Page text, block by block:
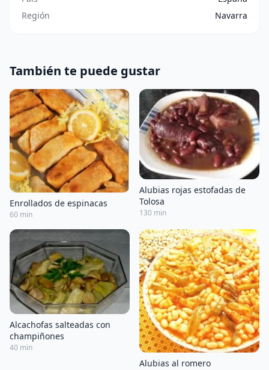
Región
Navarra
También te puede gustar
Enrollados de espinacas
60 min
Alubias rojas estofadas de
Tolosa
130 min
Alcachofas salteadas con
champiñones
40 min
Alubias al romero